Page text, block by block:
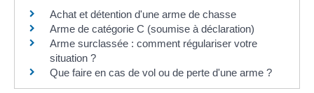
Achat et détention d'une arme de chasse
Arme de catégorie C (soumise à déclaration)
Arme surclassée : comment régulariser votre
situation ?
Que faire en cas de vol ou de perte d'une arme ?